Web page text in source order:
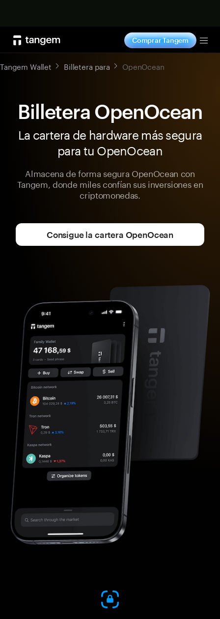
Comprar Tangem
Tangem Wallet Billetera para OpenOcean
Billetera OpenOcean
La cartera de hardware más segura
para tu OpenOcean
Almacena de forma segura OpenOcean con
Tangem, donde miles confían sus inversiones en
criptomonedas.
Consigue la cartera OpenOcean